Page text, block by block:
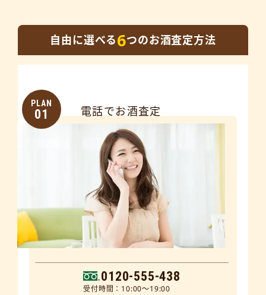
自由に選べる6つのお酒査定方法
PLAN
01 電話でお酒査定
0120-555-438
受付時間：10:00～19:00